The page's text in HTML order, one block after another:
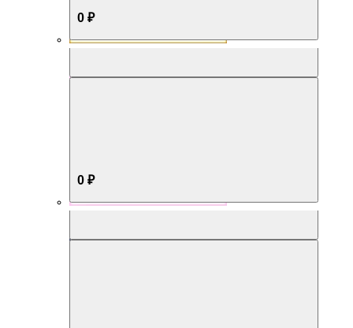
0 ₽
0 ₽